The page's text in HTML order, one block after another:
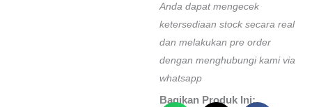
Anda dapat mengecek
ketersediaan stock secara real
dan melakukan pre order
dengan menghubungi kami via
whatsapp
Bagikan Produk Ini: